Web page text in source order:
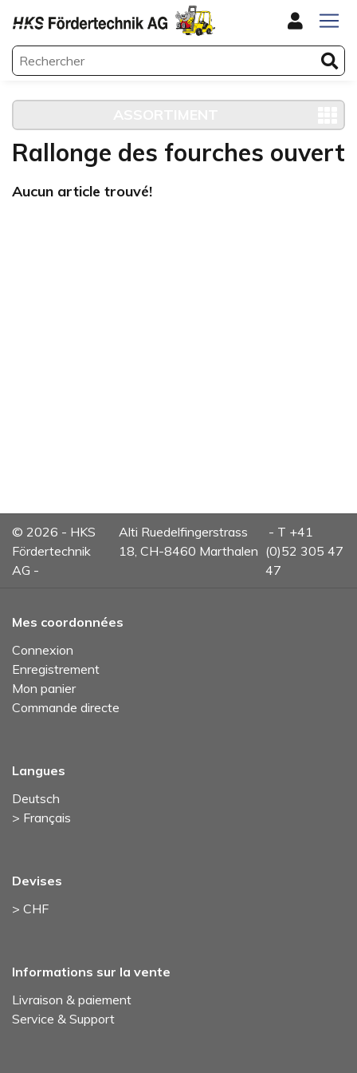
Rallonge des fourches ouvert
Aucun article trouvé!
© 2026 - HKS
Fördertechnik
AG -
Alti Ruedelfingerstrass
18, CH-8460 Marthalen
- T +41
(0)52 305 47
47
Mes coordonnées
Connexion
Enregistrement
Mon panier
Commande directe
Langues
Deutsch
> Français
Devises
> CHF
Informations sur la vente
Livraison & paiement
Service & Support